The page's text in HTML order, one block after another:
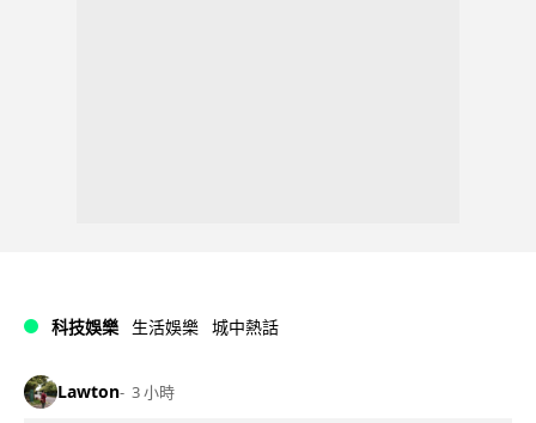
科技娛樂 生活娛樂 城中熱話
Lawton 3 小時